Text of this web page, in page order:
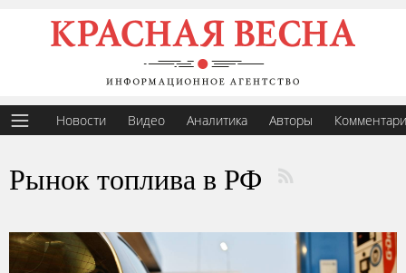
Новости Видео Аналитика Авторы
Рынок топлива в РФ